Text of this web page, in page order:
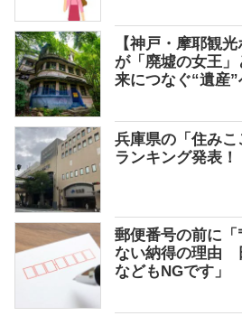
【神戸・摩耶観
が「廃墟の女王
来につなぐ“遺産”
兵庫県の「住みこ
ランキング発表！
郵便番号の前に
ない納得の理由
などもNGです」